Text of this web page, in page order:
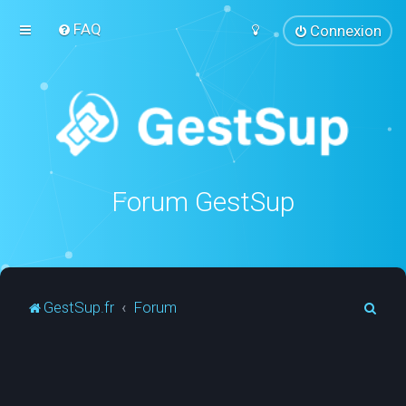
FAQ Connexion
Forum GestSup
GestSup.fr Forum